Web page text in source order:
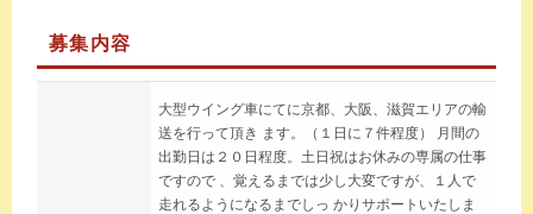
募集内容
大型ウイング車にてに京都、大阪、滋賀エリアの輸
送を行って頂き ます。（１日に７件程度） 月間の
出勤日は２０日程度。土日祝はお休みの専属の仕事
ですので 、覚えるまでは少し大変ですが、１人で
走れるようになるまでしっ かりサポートいたしま